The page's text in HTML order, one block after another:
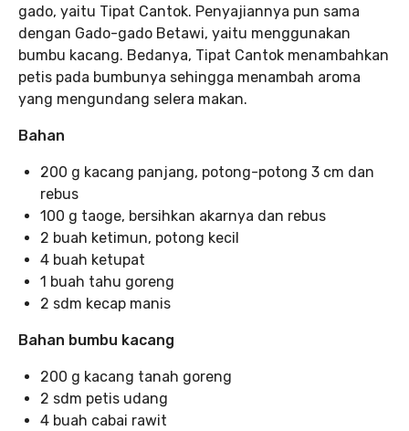
gado, yaitu Tipat Cantok. Penyajiannya pun sama
dengan Gado-gado Betawi, yaitu menggunakan
bumbu kacang. Bedanya, Tipat Cantok menambahkan
petis pada bumbunya sehingga menambah aroma
yang mengundang selera makan.
Bahan
200 g kacang panjang, potong-potong 3 cm dan
rebus
100 g taoge, bersihkan akarnya dan rebus
2 buah ketimun, potong kecil
4 buah ketupat
1 buah tahu goreng
2 sdm kecap manis
Bahan bumbu kacang
200 g kacang tanah goreng
2 sdm petis udang
4 buah cabai rawit